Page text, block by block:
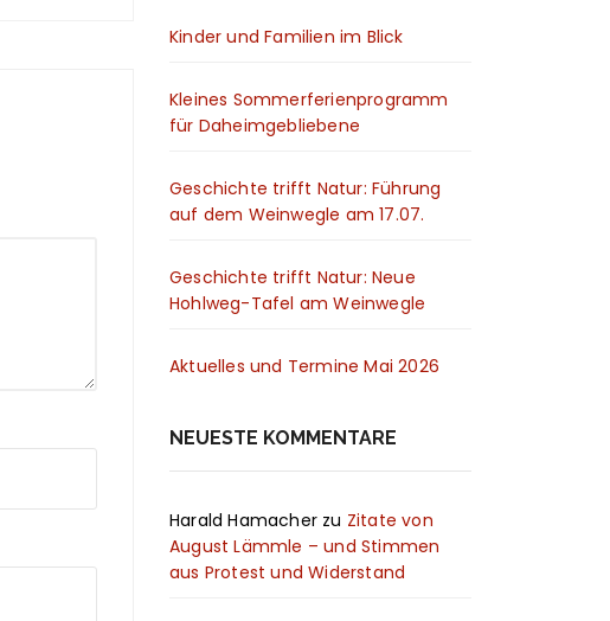
Kinder und Familien im Blick
Kleines Sommerferienprogramm
für Daheimgebliebene
Geschichte trifft Natur: Führung
auf dem Weinwegle am 17.07.
Geschichte trifft Natur: Neue
Hohlweg-Tafel am Weinwegle
Aktuelles und Termine Mai 2026
NEUESTE KOMMENTARE
Harald Hamacher zu Zitate von
August Lämmle – und Stimmen
aus Protest und Widerstand